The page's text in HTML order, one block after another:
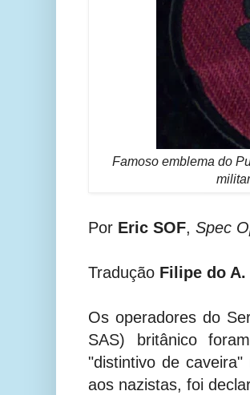
Famoso emblema do
Por Eric SOF, Spec
Tradução Filipe do
Os operadores do
SAS) britânico
"distintivo de
aos nazistas, foi